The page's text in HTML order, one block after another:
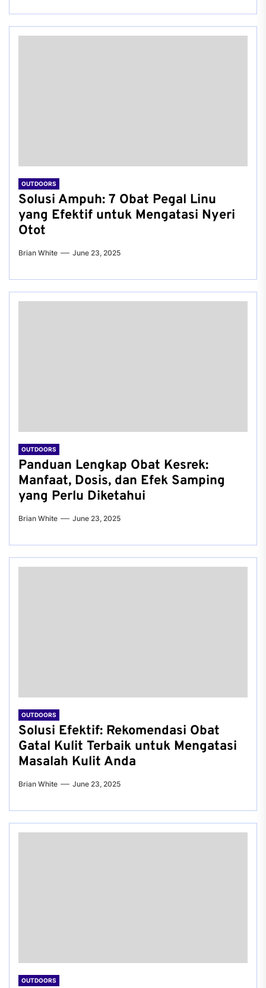
OUTDOORS
Solusi Ampuh: 7 Obat Pegal Linu
yang Efektif untuk Mengatasi Nyeri
Otot
Brian White June 23, 2025
OUTDOORS
Panduan Lengkap Obat Kesrek:
Manfaat, Dosis, dan Efek Samping
yang Perlu Diketahui
Brian White June 23, 2025
OUTDOORS
Solusi Efektif: Rekomendasi Obat
Gatal Kulit Terbaik untuk Mengatasi
Masalah Kulit Anda
Brian White June 23, 2025
OUTDOORS